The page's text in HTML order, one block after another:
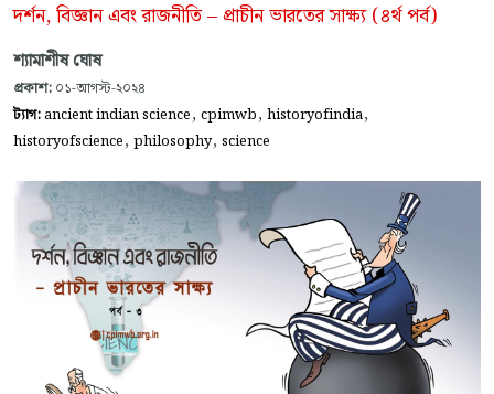
দর্শন, বিজ্ঞান এবং রাজনীতি – প্রাচীন ভারতের সাক্ষ্য (৪র্থ পর্ব)
শ্যামাশীষ ঘোষ
প্রকাশ: ০১-আগস্ট-২০২৪
ট্যাগ:ancient indian science, cpimwb, historyofindia,
historyofscience, philosophy, science